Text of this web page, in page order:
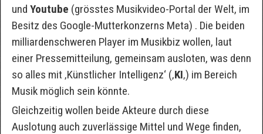
und Youtube (grösstes Musikvideo-Portal der Welt, im
Besitz des Google-Mutterkonzerns Meta) . Die beiden
milliardenschweren Player im Musikbiz wollen, laut
einer Pressemitteilung, gemeinsam ausloten, was denn
so alles mit ‚Künstlicher Intelligenz‘ (‚KI‚) im Bereich
Musik möglich sein könnte.
Gleichzeitig wollen beide Akteure durch diese
Auslotung auch zuverlässige Mittel und Wege finden,